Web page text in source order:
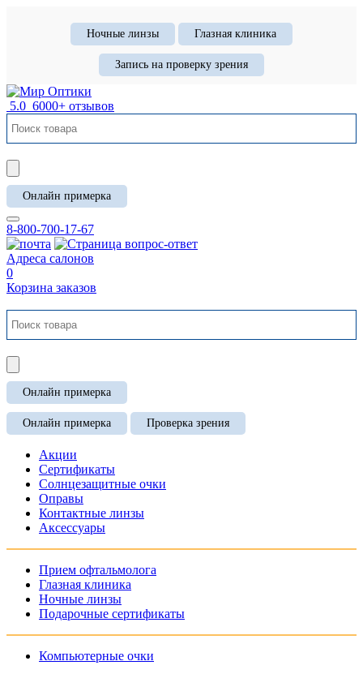
Ночные линзы Глазная клиника
Запись на проверку зрения
5.0 6000+ отзывов
Онлайн примерка
8-800-700-17-67
Адреса салонов
0
Корзина заказов
Онлайн примерка
Онлайн примерка Проверка зрения
Акции
Сертификаты
Солнцезащитные очки
Оправы
Контактные линзы
Аксессуары
Прием офтальмолога
Глазная клиника
Ночные линзы
Подарочные сертификаты
Компьютерные очки